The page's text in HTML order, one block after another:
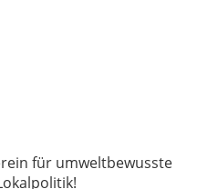
für umweltbewusste